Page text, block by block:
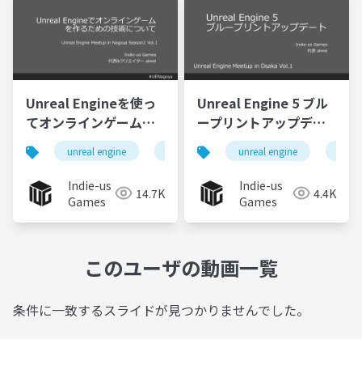
Unreal Engineを使っ
てオンラインゲームを
作ってみよう！
unreal engine ネットワークゲーム
Indie-us
Games
14.7K
Unreal Engine 5 ブル
ープリントアップデー
ト
unreal engine
Indie-us
Games
4.4K
このユーザの動画一覧
条件に一致するスライドが見つかりませんでした。